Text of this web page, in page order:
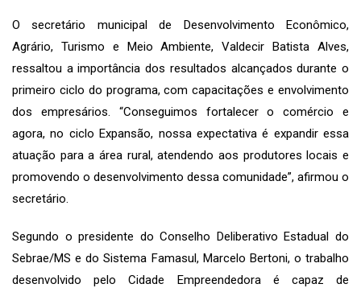
O secretário municipal de Desenvolvimento Econômico,
Agrário, Turismo e Meio Ambiente, Valdecir Batista Alves,
ressaltou a importância dos resultados alcançados durante o
primeiro ciclo do programa, com capacitações e envolvimento
dos empresários. “Conseguimos fortalecer o comércio e
agora, no ciclo Expansão, nossa expectativa é expandir essa
atuação para a área rural, atendendo aos produtores locais e
promovendo o desenvolvimento dessa comunidade”, afirmou o
secretário.
Segundo o presidente do Conselho Deliberativo Estadual do
Sebrae/MS e do Sistema Famasul, Marcelo Bertoni, o trabalho
desenvolvido pelo Cidade Empreendedora é capaz de